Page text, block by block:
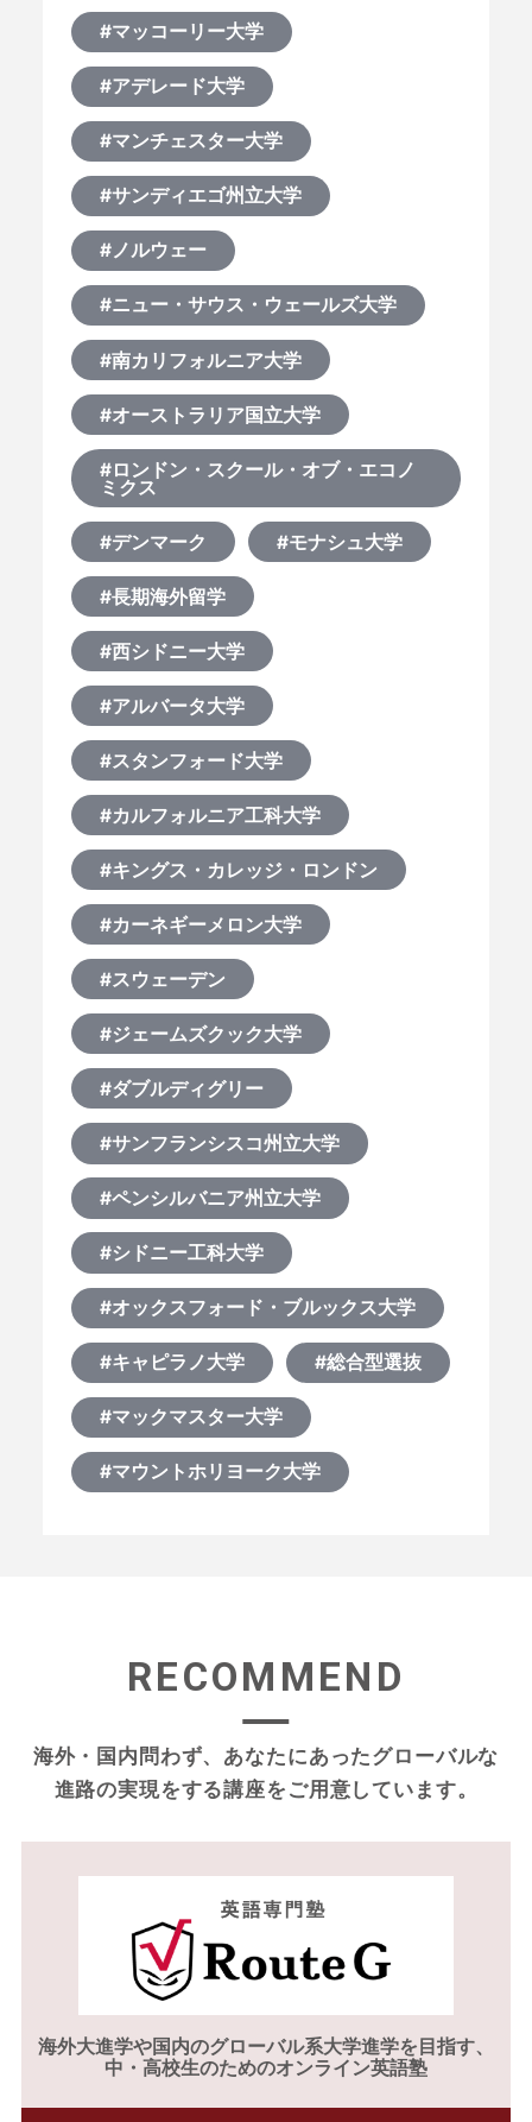
#マッコーリー大学
#アデレード大学
#マンチェスター大学
#サンディエゴ州立大学
#ノルウェー
#ニュー・サウス・ウェールズ大学
#南カリフォルニア大学
#オーストラリア国立大学
#ロンドン・スクール・オブ・エコノ
ミクス
#デンマーク #モナシュ大学
#長期海外留学
#西シドニー大学
#アルバータ大学
#スタンフォード大学
#カルフォルニア工科大学
#キングス・カレッジ・ロンドン
#カーネギーメロン大学
#スウェーデン
#ジェームズクック大学
#ダブルディグリー
#サンフランシスコ州立大学
#ペンシルバニア州立大学
#シドニー工科大学
#オックスフォード・ブルックス大学
#キャピラノ大学 #総合型選抜
#マックマスター大学
#マウントホリヨーク大学
RECOMMEND
海外・国内問わず、あなたにあったグローバルな
進路の実現をする講座をご用意しています。
海外大進学や国内のグローバル系大学進学を目指す、
中・高校生のためのオンライン英語塾